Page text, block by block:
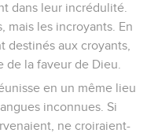
dans leur incrédulité.
mais les incroyants. En
destinés aux croyants,
la faveur de Dieu.
en un même lieu
inconnues. Si
ne croiraient-